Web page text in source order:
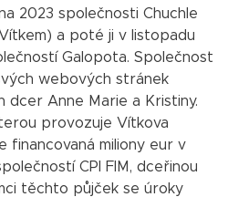
2023 společnosti Chuchle
a poté ji v listopadu
Galopota. Společnost
webových stránek
Anne Marie a Kristiny.
provozuje Vítkova
financovaná miliony eur v
CPI FIM, dceřinou
těchto půjček se úroky